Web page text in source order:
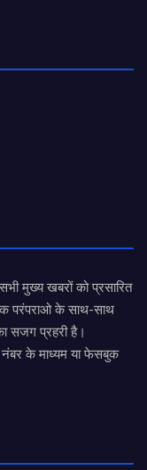
मुख्य खबरों को प्रसारित
परंपराओ के साथ-साथ
सजग प्रहरी है।
के माध्यम या फेसबुक